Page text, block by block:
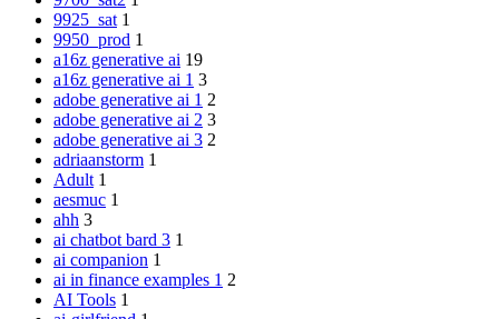
9925_sat 1
9950_prod 1
a16z generative ai 19
a16z generative ai 1 3
adobe generative ai 1 2
adobe generative ai 2 3
adobe generative ai 3 2
adriaanstorm 1
Adult 1
aesmuc 1
ahh 3
ai chatbot bard 3 1
ai companion 1
ai in finance examples 1 2
AI Tools 1